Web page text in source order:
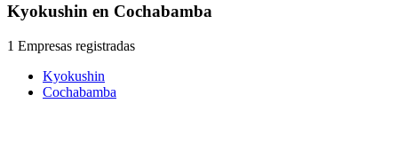
Kyokushin en Cochabamba
1 Empresas registradas
Kyokushin
Cochabamba